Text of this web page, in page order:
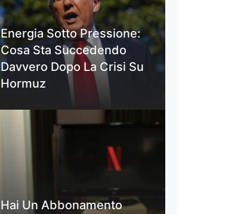
Energia Sotto Pressione:
Cosa Sta Succedendo
Davvero Dopo La Crisi Su
Hormuz
Hai Un Abbonamento